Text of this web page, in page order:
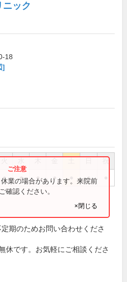
ニック
18
]
祝
● ● ● ● ●
業の場合があります。来院前
確認ください。
×閉じる
期のためお問い合わせくださ
休です。お気軽にご相談くださ